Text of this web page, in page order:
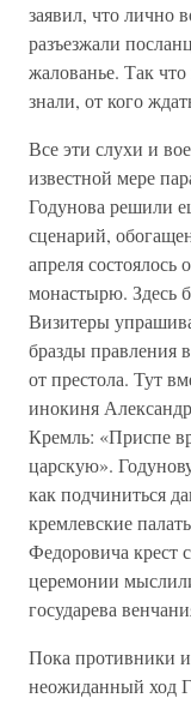
заявил, что лично
разъезжали
жалованье. Так
знали, от кого
Все эти слухи и
известной мере
Годунова решили
сценарий,
апреля
монастырю. Здесь
Визитеры
бразды правления
от престола. Тут
инокиня
Кремль: «Приспе
царскую».
как подчиниться
кремлевские
Федоровича крест
церемонии
государева
Пока противники
неожиданный ход